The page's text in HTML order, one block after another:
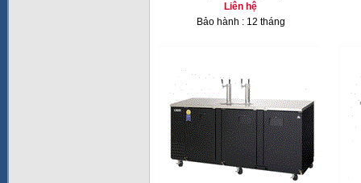
Liên hệ
Bảo hành : 12 tháng